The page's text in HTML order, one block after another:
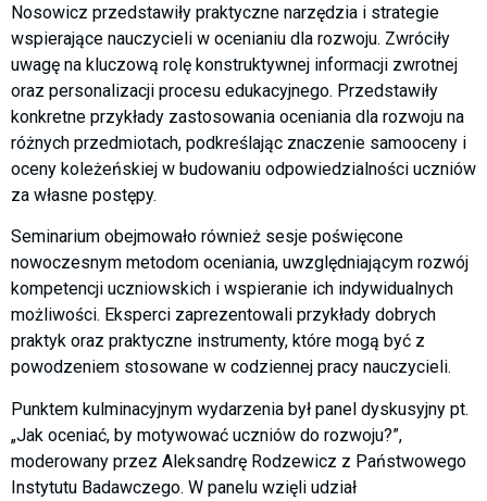
Nosowicz przedstawiły praktyczne narzędzia i strategie
wspierające nauczycieli w ocenianiu dla rozwoju. Zwróciły
uwagę na kluczową rolę konstruktywnej informacji zwrotnej
oraz personalizacji procesu edukacyjnego. Przedstawiły
konkretne przykłady zastosowania oceniania dla rozwoju na
różnych przedmiotach, podkreślając znaczenie samooceny i
oceny koleżeńskiej w budowaniu odpowiedzialności uczniów
za własne postępy.
Seminarium obejmowało również sesje poświęcone
nowoczesnym metodom oceniania, uwzględniającym rozwój
kompetencji uczniowskich i wspieranie ich indywidualnych
możliwości. Eksperci zaprezentowali przykłady dobrych
praktyk oraz praktyczne instrumenty, które mogą być z
powodzeniem stosowane w codziennej pracy nauczycieli.
Punktem kulminacyjnym wydarzenia był panel dyskusyjny pt.
„Jak oceniać, by motywować uczniów do rozwoju?”,
moderowany przez Aleksandrę Rodzewicz z Państwowego
Instytutu Badawczego. W panelu wzięli udział